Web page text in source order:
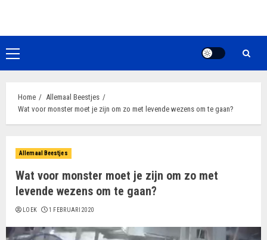
de
inhoudPrimair
menu
Home
Allemaal Beestjes
Wat voor monster moet je zijn om zo met levende wezens om te gaan?
Allemaal Beestjes
Wat voor monster moet je zijn om zo met
levende wezens om te gaan?
LOEK 1 FEBRUARI 2020